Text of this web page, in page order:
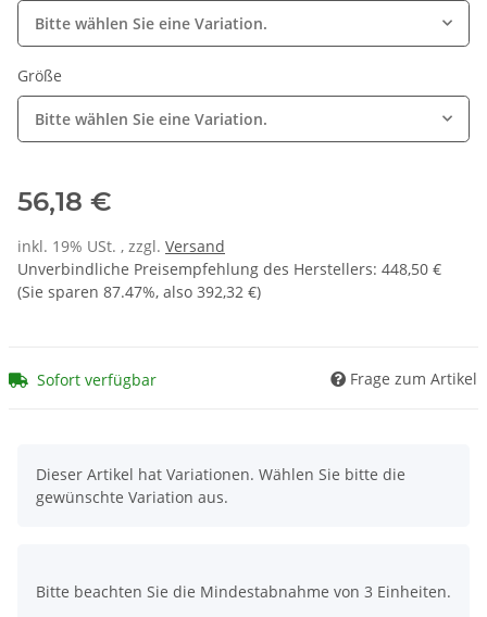
Bitte wählen Sie eine Variation.
Größe
Bitte wählen Sie eine Variation.
56,18 €
inkl. 19% USt. , zzgl. Versand
Unverbindliche Preisempfehlung des Herstellers: 448,50 €
(Sie sparen 87.47%, also 392,32 €)
Sofort verfügbar Frage zum Artikel
x
Dieser Artikel hat Variationen. Wählen Sie bitte die
gewünschte Variation aus.
Bitte beachten Sie die Mindestabnahme von 3 Einheiten.